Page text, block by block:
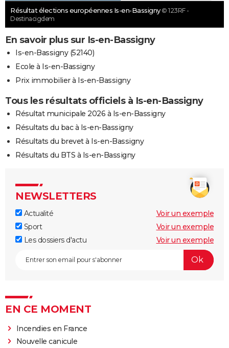
Résultat élections européennes Is-en-Bassigny © 123RF -
Destinacigdem
En savoir plus sur Is-en-Bassigny
Is-en-Bassigny (52140)
Ecole à Is-en-Bassigny
Prix immobilier à Is-en-Bassigny
Tous les résultats officiels à Is-en-Bassigny
Résultat municipale 2026 à Is-en-Bassigny
Résultats du bac à Is-en-Bassigny
Résultats du brevet à Is-en-Bassigny
Résultats du BTS à Is-en-Bassigny
NEWSLETTERS
Actualité
Voir un exemple
Sport
Voir un exemple
Les dossiers d'actu
Voir un exemple
EN CE MOMENT
Incendies en France
Nouvelle canicule